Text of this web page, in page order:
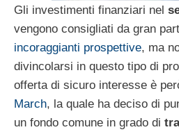
Gli investimenti finanziari nel
vengono consigliati da gran
incoraggianti prospettive, ma
divincolarsi in questo tipo di
offerta di sicuro interesse è
March, la quale ha deciso di
un fondo comune in grado di